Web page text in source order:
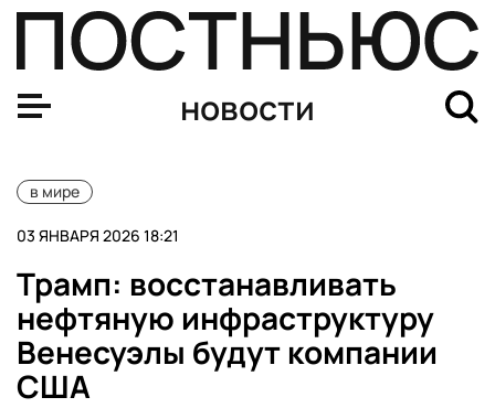
новости
в мире
03 ЯНВАРЯ 2026 18:21
Трамп: восстанавливать
нефтяную инфраструктуру
Венесуэлы будут компании
США
Трамп: Мадуро лично руководил картелем,